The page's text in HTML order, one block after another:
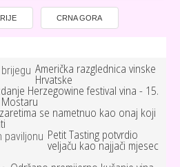
CRNA GORA
Američka razglednica vinske
Hrvatske
Herzegowine festival vina - 15.
se nametnuo kao onaj koji
Petit Tasting potvrdio
veljaču kao najjači mjesec